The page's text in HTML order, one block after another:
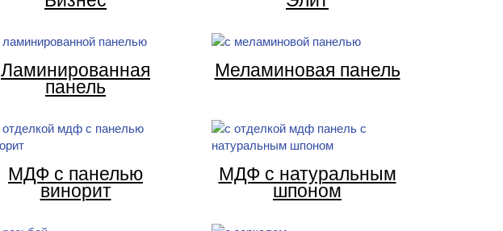
Ламинированная
панель
Меламиновая панель
МДФ с панелью
винорит
МДФ с натуральным
шпоном